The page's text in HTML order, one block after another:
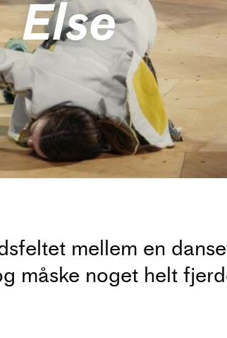
Else
mellem en
måske noget helt